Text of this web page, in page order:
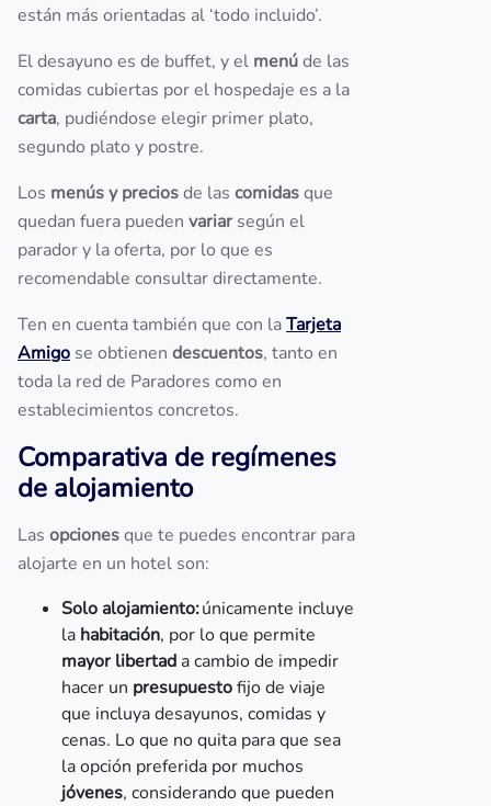
están más orientadas al ‘todo incluido’.
El desayuno es de buffet, y el menúde las
comidas cubiertas por el hospedaje es a la
carta, pudiéndose elegir primer plato,
segundo plato y postre.
Los menús y preciosde las comidasque
quedan fuera pueden variarsegún el
parador y la oferta, por lo que es
recomendable consultar directamente.
Ten en cuenta también que con laTarjeta
Amigo se obtienen descuentos, tanto en
toda la red de Paradores como en
establecimientos concretos.
Comparativa de regímenes
de alojamiento
Las opcionesque te puedes encontrar para
alojarte en un hotel son:
Solo alojamiento:únicamente incluye
la habitación, por lo que permite
mayor libertad a cambio de impedir
hacer un presupuestofijo de viaje
que incluya desayunos, comidas y
cenas. Lo que no quita para que sea
la opción preferida por muchos
jóvenes, considerando que pueden